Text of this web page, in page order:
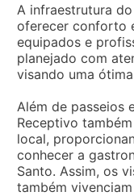
A infraestrutura
oferecer conforto
equipados e
planejado com
visando uma
Além de passeios
Receptivo
local,
conhecer a
Santo. Assim, os
também